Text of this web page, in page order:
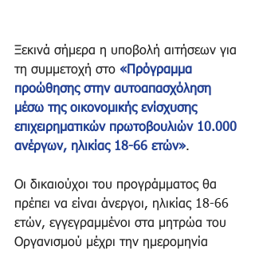
Ξεκινά σήμερα η υποβολή αιτήσεων για
τη συμμετοχή στο «Πρόγραμμα
προώθησης στην αυτoαπασχόληση
μέσω της οικονομικής ενίσχυσης
επιχειρηματικών πρωτοβουλιών 10.000
ανέργων, ηλικίας 18-66 ετών».
Οι δικαιούχοι του προγράμματος θα
πρέπει να είναι άνεργοι, ηλικίας 18-66
ετών, εγγεγραμμένοι στα μητρώα του
Οργανισμού μέχρι την ημερομηνία